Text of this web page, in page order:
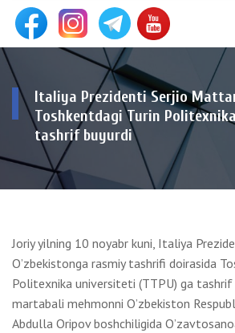
Italiya Prezidenti Serjio
Toshkentdagi Turin
tashrif buyurdi
Joriy yilning 10 noyabr kuni, Italiya
Oʼzbekistonga rasmiy tashrifi doirasida
Politexnika universiteti (TTPU) ga tashrif
martabali mehmonni Oʼzbekiston
Аbdulla Oripov boshchiligida